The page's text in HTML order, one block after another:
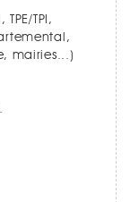
TPI,
mairies...)